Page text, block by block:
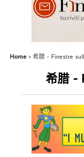
Home 希腊 - Finestre
希腊 -